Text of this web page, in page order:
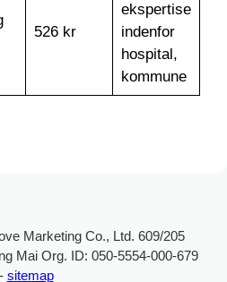
526 kr
ekspertise
indenfor
hospital,
kommune
Marketing Co., Ltd. 609/205
Mai Org. ID: 050-5554-000-679
- sitemap